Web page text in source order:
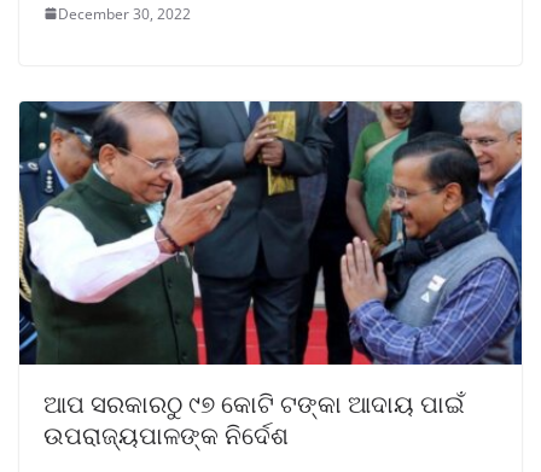
December 30, 2022
ଆପ ସରକାରଠୁ ୯୭ କୋଟି ଟଙ୍କା ଆଦାୟ ପାଇଁ
ଉପରାଜ୍ୟପାଳଙ୍କ ନିର୍ଦେଶ